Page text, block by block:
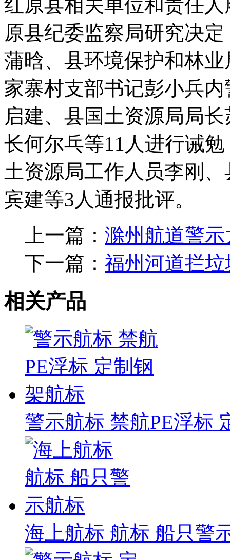
红原县相关单位和责任
原县纪委监察局研究决
蒲晗、县环境保护和林
家寨村支部书记彭小兵
启建、县国土资源局局
长何尔乓等11人进行诫
土资源局工作人员李刚
宾建等3人通报批评。
上一篇： 滁州航道警
下一篇： 福州河道拦
相关产品
警示航标 禁航PE浮标
海上航标 航标 船只警